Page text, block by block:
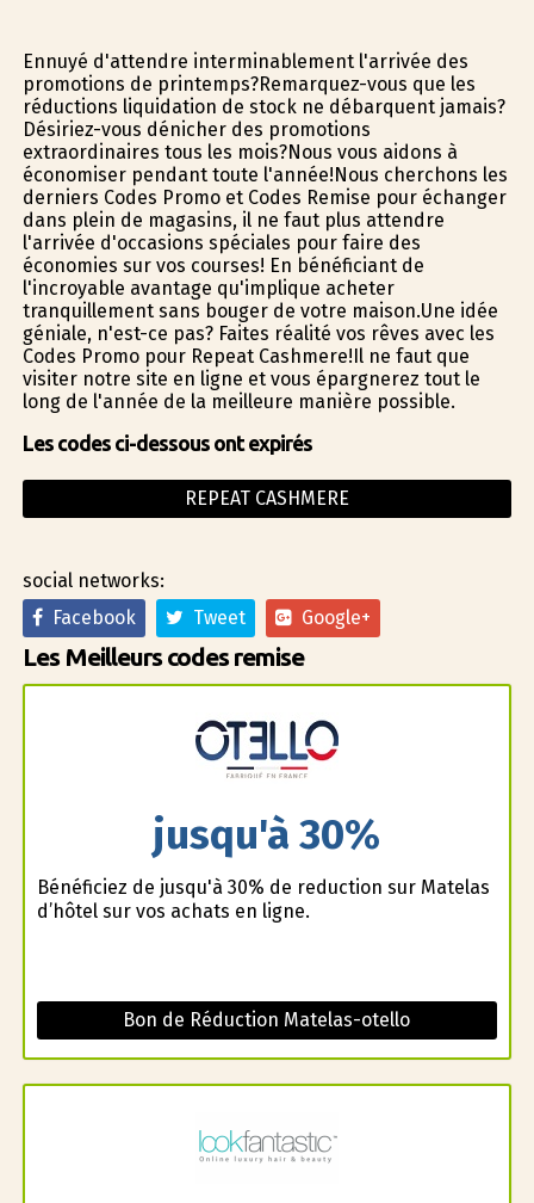
Ennuyé d'attendre interminablement l'arrivée des
promotions de printemps?Remarquez-vous que les
réductions liquidation de stock ne débarquent jamais?
Désiriez-vous dénicher des promotions
extraordinaires tous les mois?Nous vous aidons à
économiser pendant toute l'année!Nous cherchons les
derniers Codes Promo et Codes Remise pour échanger
dans plein de magasins, il ne faut plus attendre
l'arrivée d'occasions spéciales pour faire des
économies sur vos courses! En bénéficiant de
l'incroyable avantage qu'implique acheter
tranquillement sans bouger de votre maison.Une idée
géniale, n'est-ce pas? Faites réalité vos rêves avec les
Codes Promo pour Repeat Cashmere!Il ne faut que
visiter notre site en ligne et vous épargnerez tout le
long de l'année de la meilleure manière possible.
Les codes ci-dessous ont expirés
REPEAT CASHMERE
social networks:
Facebook
Tweet Google+
Les Meilleurs codes remise
jusqu'à 30%
Bénéficiez de jusqu'à 30% de reduction sur Matelas
d’hôtel sur vos achats en ligne.
Bon de Réduction Matelas-otello